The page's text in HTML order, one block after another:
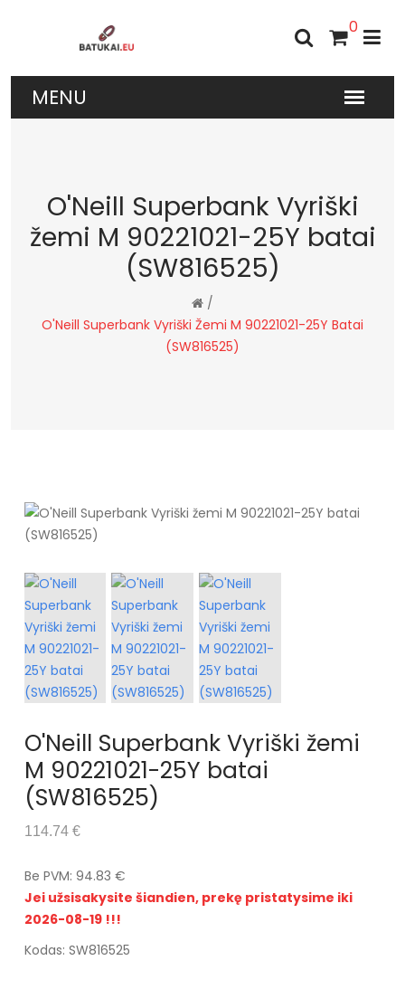
0
O'Neill Superbank Vyriški
žemi M 90221021-25Y batai
(SW816525)
/
O'Neill Superbank Vyriški Žemi M 90221021-25Y Batai
(SW816525)
O'Neill Superbank Vyriški žemi
M 90221021-25Y batai
(SW816525)
114.74 €
Be PVM: 94.83 €
Jei užsisakysite šiandien, prekę pristatysime iki
2026-08-19 !!!
Kodas: SW816525